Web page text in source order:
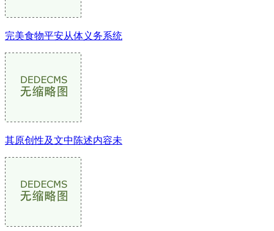
完美食物平安从体义务系统
其原创性及文中陈述内容未